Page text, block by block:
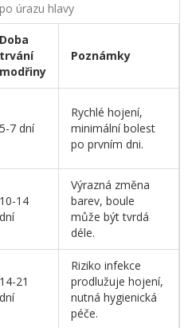
úrazu hlavy
Doba
trvání
modřiny
Poznámky
5-7 dní
Rychlé hojení,
minimální bolest
po prvním dni.
10-14
dní
Výrazná změna
barev, boule
může být tvrdá
déle.
14-21
dní
Riziko infekce
prodlužuje hojení,
nutná hygienická
péče.